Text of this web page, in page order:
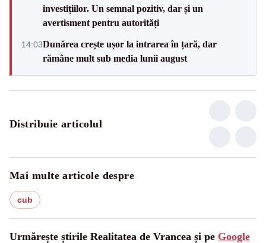
investițiilor. Un semnal pozitiv, dar și un
avertisment pentru autorități
14:03Dunărea crește ușor la intrarea în țară, dar
rămâne mult sub media lunii august
Distribuie articolul
Mai multe articole despre
cub
Urmărește știrile Realitatea de Vrancea și pe Google